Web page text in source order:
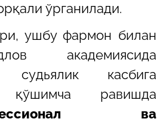
ўрганилади.
ушбу фармон билан
академиясида
судьялик касбига
қўшимча равишда
ва